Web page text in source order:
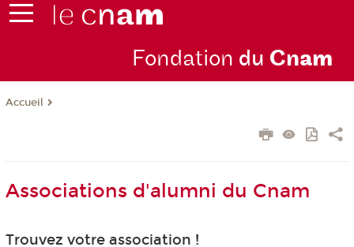
Fondation du Cnam
Accueil
Associations d'alumni du Cnam
Trouvez votre association !